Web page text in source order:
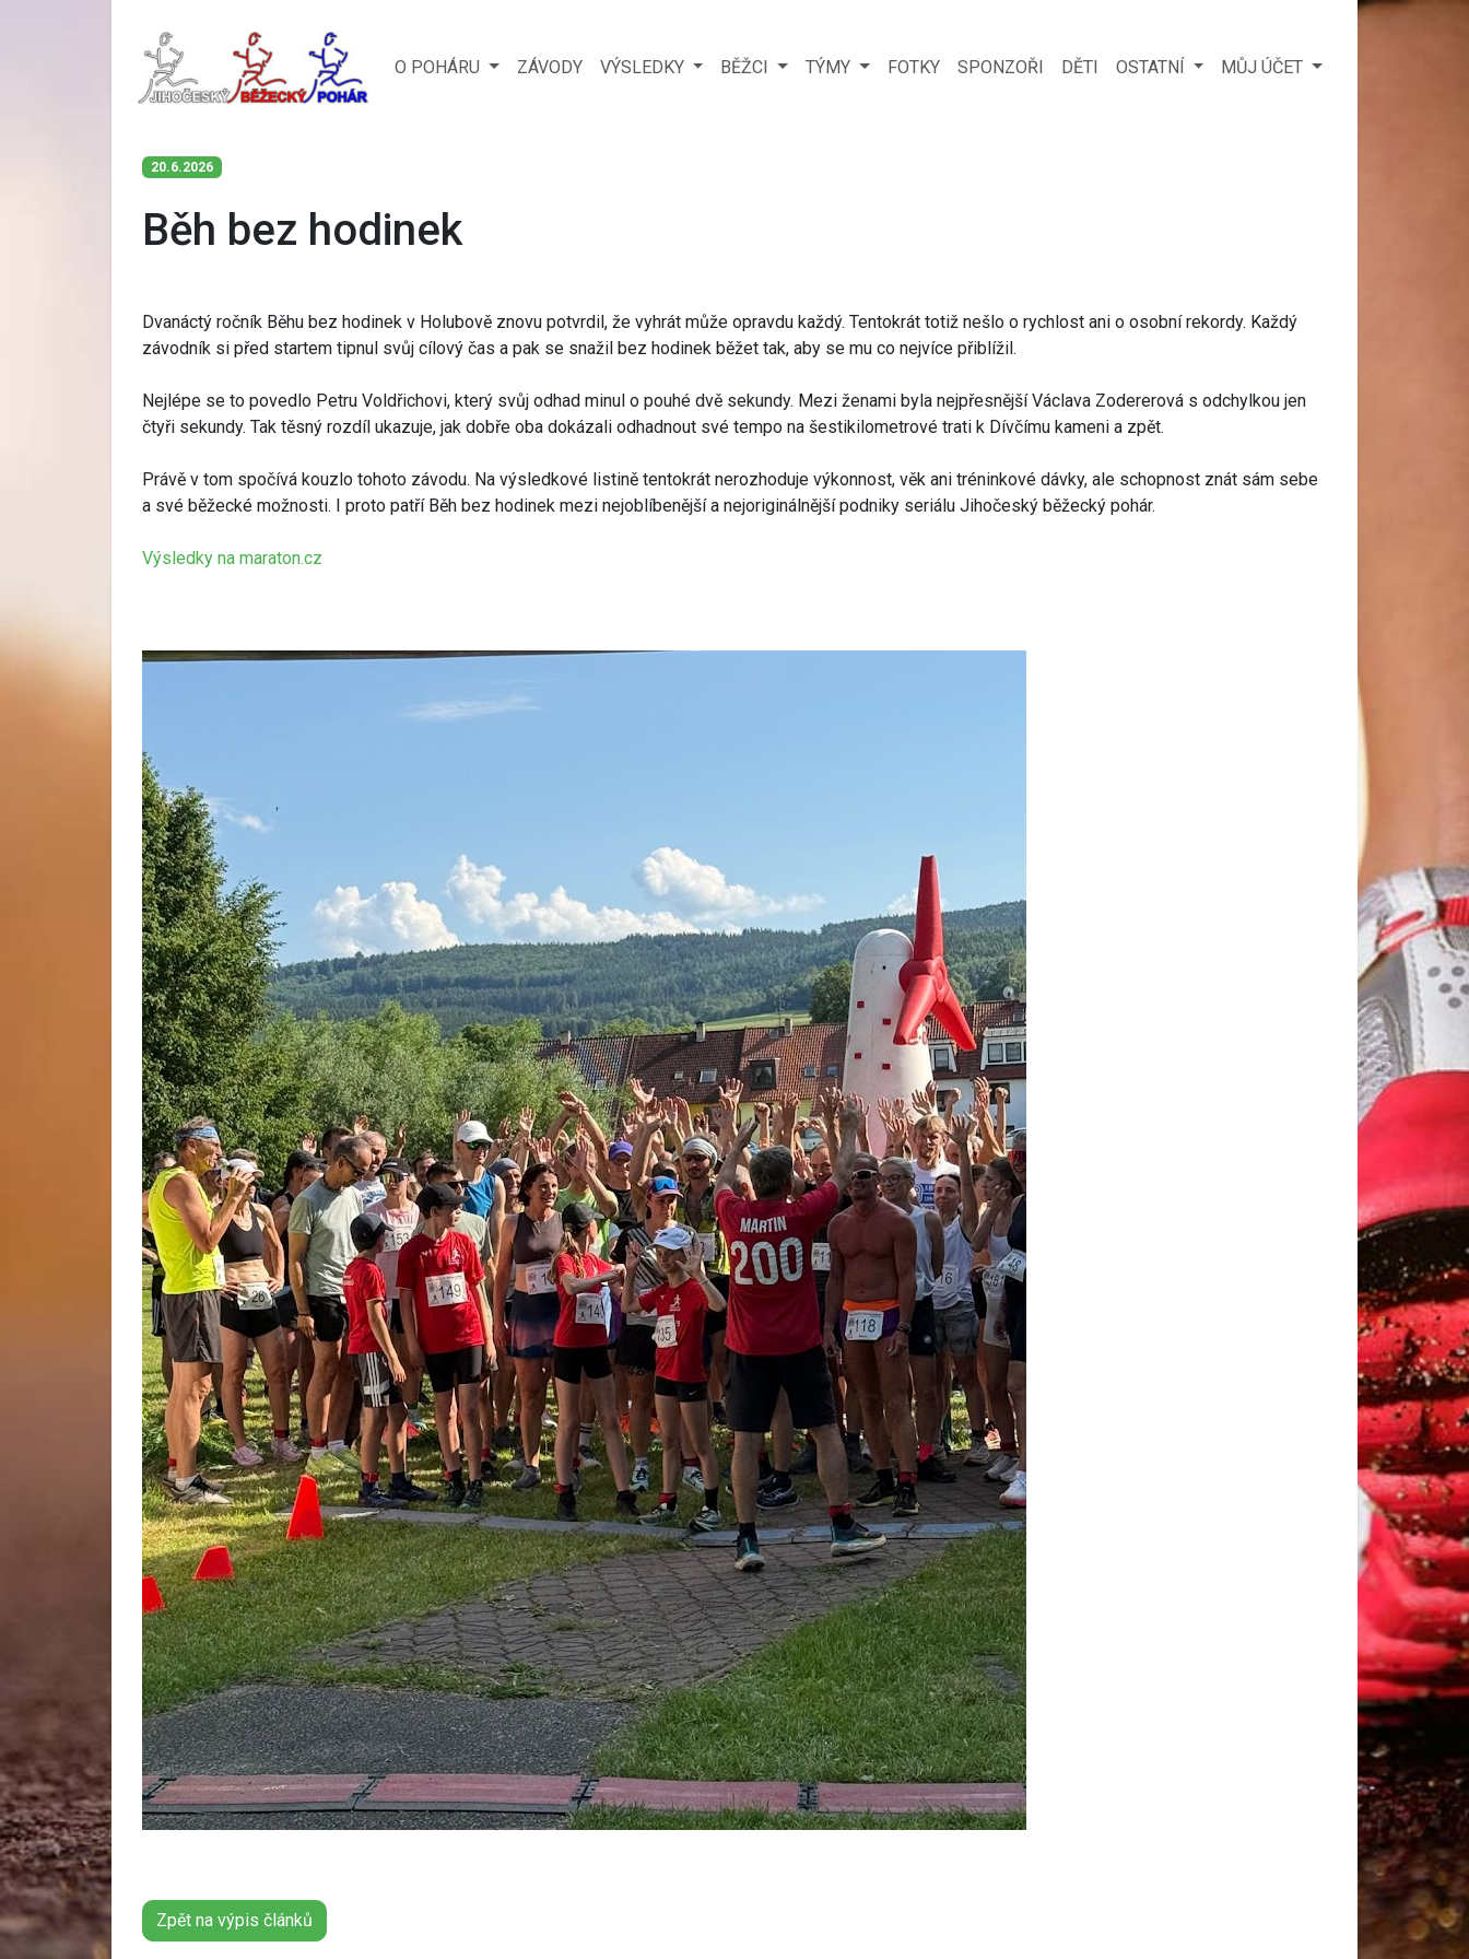
O POHÁRU ZÁVODY VÝSLEDKY BĚŽCI TÝMY FOTKY SPONZOŘI DĚTI OSTATNÍ MŮJ ÚČET
20.6.2026
Běh bez hodinek
Dvanáctý ročník Běhu bez hodinek v Holubově znovu potvrdil, že vyhrát může opravdu každý. Tentokrát totiž nešlo o rychlost ani o osobní rekordy. Každý
závodník si před startem tipnul svůj cílový čas a pak se snažil bez hodinek běžet tak, aby se mu co nejvíce přiblížil.
Nejlépe se to povedlo Petru Voldřichovi, který svůj odhad minul o pouhé dvě sekundy. Mezi ženami byla nejpřesnější Václava Zodererová s odchylkou jen
čtyři sekundy. Tak těsný rozdíl ukazuje, jak dobře oba dokázali odhadnout své tempo na šestikilometrové trati k Dívčímu kameni a zpět.
Právě v tom spočívá kouzlo tohoto závodu. Na výsledkové listině tentokrát nerozhoduje výkonnost, věk ani tréninkové dávky, ale schopnost znát sám sebe
a své běžecké možnosti. I proto patří Běh bez hodinek mezi nejoblíbenější a nejoriginálnější podniky seriálu Jihočeský běžecký pohár.
Výsledky na maraton.cz
Zpět na výpis článků